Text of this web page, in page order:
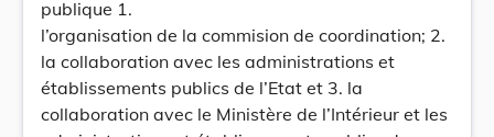
publique 1.
l’organisation de la commision de coordination; 2.
la collaboration avec les administrations et
établissements publics de l’Etat et 3. la
collaboration avec le Ministère de l’Intérieur et les